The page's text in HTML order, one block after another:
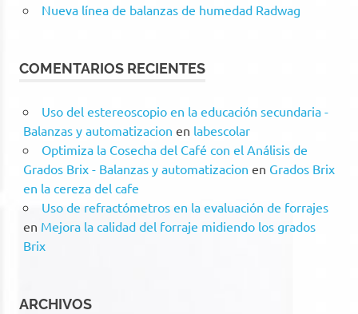
Nueva línea de balanzas de humedad Radwag
COMENTARIOS RECIENTES
Uso del estereoscopio en la educación secundaria -
Balanzas y automatizacion en labescolar
Optimiza la Cosecha del Café con el Análisis de
Grados Brix - Balanzas y automatizacion en Grados Brix
en la cereza del cafe
Uso de refractómetros en la evaluación de forrajes
en Mejora la calidad del forraje midiendo los grados
Brix
ARCHIVOS